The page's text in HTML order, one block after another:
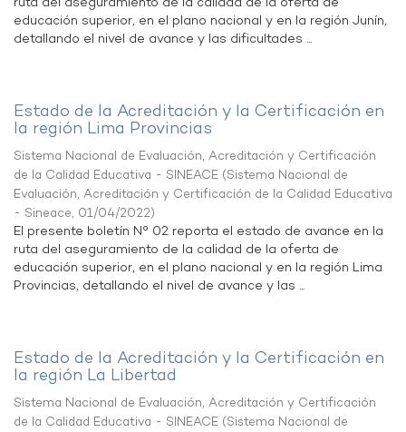
educación superior, en el plano nacional y en la región Junín,
detallando el nivel de avance y las dificultades ...
Estado de la Acreditación y la Certificación en
la región Lima Provincias
Sistema Nacional de Evaluación, Acreditación y Certificación
de la Calidad Educativa - SINEACE (Sistema Nacional de
Evaluación, Acreditación y Certificación de la Calidad Educativa
- Sineace, 01/04/2022)
El presente boletín N° 02 reporta el estado de avance en la
ruta del aseguramiento de la calidad de la oferta de
educación superior, en el plano nacional y en la región Lima
Provincias, detallando el nivel de avance y las ...
Estado de la Acreditación y la Certificación en
la región La Libertad
Sistema Nacional de Evaluación, Acreditación y Certificación
de la Calidad Educativa - SINEACE (Sistema Nacional de